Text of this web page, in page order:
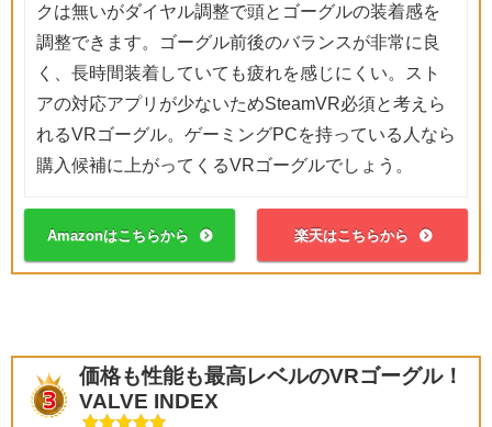
クは無いがダイヤル調整で頭とゴーグルの装着感を
調整できます。ゴーグル前後のバランスが非常に良
く、長時間装着していても疲れを感じにくい。スト
アの対応アプリが少ないためSteamVR必須と考えら
れるVRゴーグル。ゲーミングPCを持っている人なら
購入候補に上がってくるVRゴーグルでしょう。
Amazonはこちらから 楽天はこちらから
価格も性能も最高レベルのVRゴーグル！
VALVE INDEX